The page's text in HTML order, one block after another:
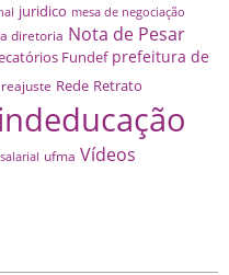
juridico mesa de negociação
diretoria Nota de Pesar
Fundef prefeitura de
reajuste Rede Retrato
ufma Vídeos